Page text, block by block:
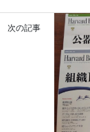
次の記事